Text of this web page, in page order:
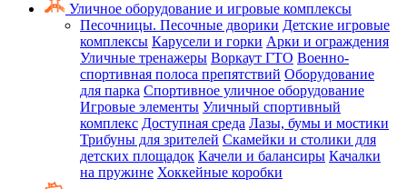
Уличное оборудование и игровые комплексы
Песочницы. Песочные дворики Детские игровые
комплексы Карусели и горки Арки и ограждения
Уличные тренажеры Воркаут ГТО Военно-
спортивная полоса препятствий Оборудование
для парка Спортивное уличное оборудование
Игровые элементы Уличный спортивный
комплекс Доступная среда Лазы, бумы и мостики
Трибуны для зрителей Скамейки и столики для
детских площадок Качели и балансиры Качалки
на пружине Хоккейные коробки